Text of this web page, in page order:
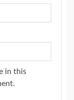
in this